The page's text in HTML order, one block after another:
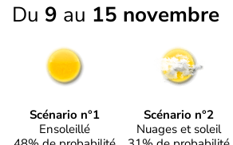
Du 9 au 15 novembre
Scénario n°1
Ensoleillé
Scénario n°2
Nuages et soleil